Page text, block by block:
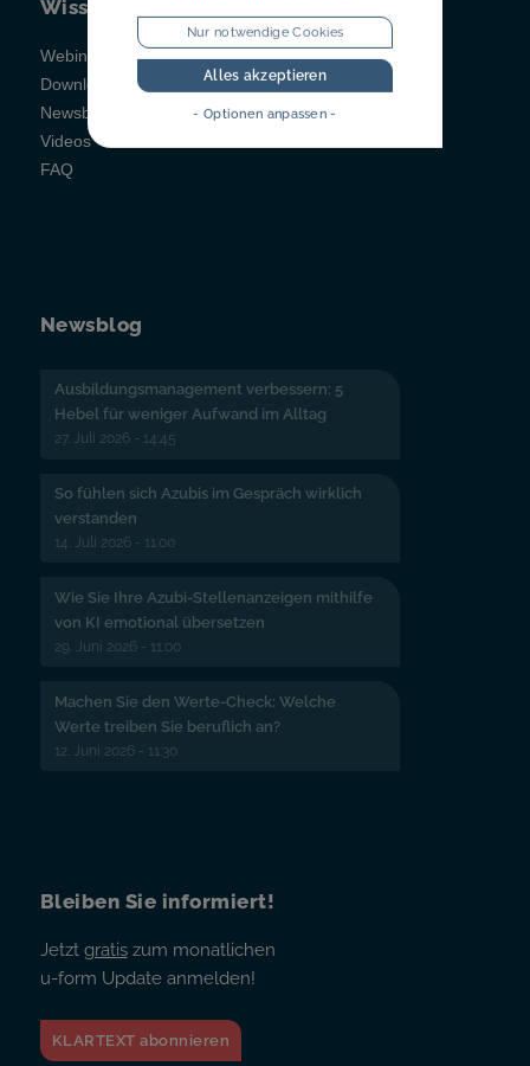
Wissen
Webinare
Downloads
Newsblog
Videos
FAQ
Newsblog
Ausbildungsmanagement verbessern: 5
Hebel für weniger Aufwand im Alltag
27. Juli 2026 - 14:45
So fühlen sich Azubis im Gespräch wirklich
verstanden
14. Juli 2026 - 11:00
Wie Sie Ihre Azubi-Stellenanzeigen mithilfe
von KI emotional übersetzen
29. Juni 2026 - 11:00
Machen Sie den Werte-Check: Welche
Werte treiben Sie beruflich an?
12. Juni 2026 - 11:30
Bleiben Sie informiert!
Jetzt gratiszum monatlichen
u-form Update anmelden!
KLARTEXT abonnieren
Nur notwendige Cookies
Alles akzeptieren
- Optionen anpassen -